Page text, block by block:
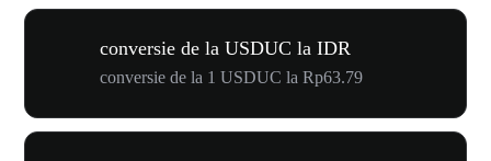
conversie de la USDUC la IDR
conversie de la 1 USDUC la Rp63.79